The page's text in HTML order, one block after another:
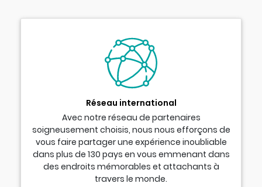
Réseau international
Avec notre réseau de partenaires
soigneusement choisis, nous nous efforçons de
vous faire partager une expérience inoubliable
dans plus de 130 pays en vous emmenant dans
des endroits mémorables et attachants à
travers le monde.